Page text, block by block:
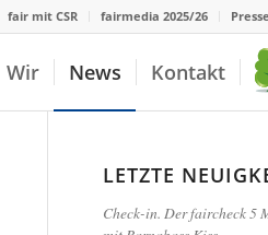
fair mit CSR fairmedia 2025/26 Presse
Wir News Kontakt
LETZTE
Check-in. Der faircheck 5